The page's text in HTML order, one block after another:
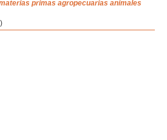
primas agropecuarias animales